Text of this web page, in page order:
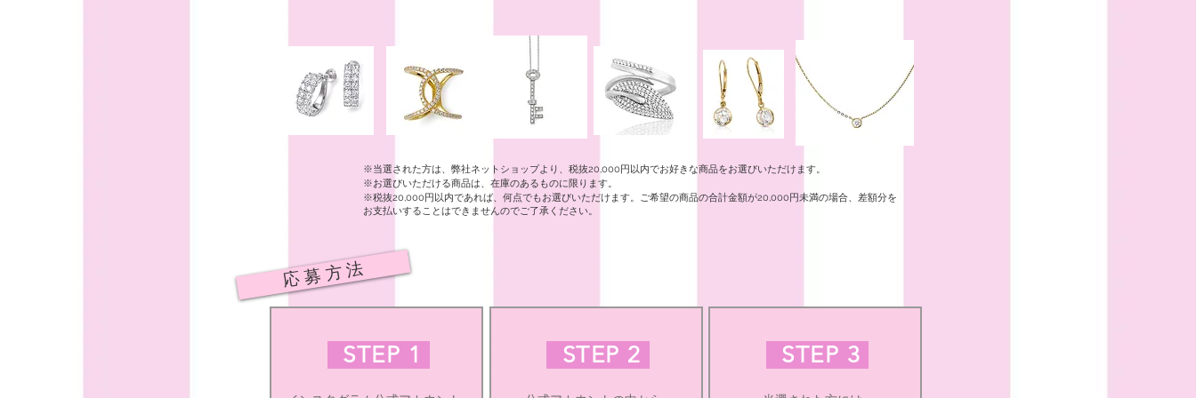
※当選された方は、弊社ネットショップより、税抜20,000円以内でお好きな商品をお選びいただけます。
※お選びいただける商品は、在庫のあるものに限ります。
※税抜20,000円以内であれば、何点でもお選びいただけます。ご希望の商品の合計金額が20,000円未満の場合、差額分を
お支払いすることはできませんのでご了承ください。
STEP 1 STEP 2 STEP 3
応 募 方 法